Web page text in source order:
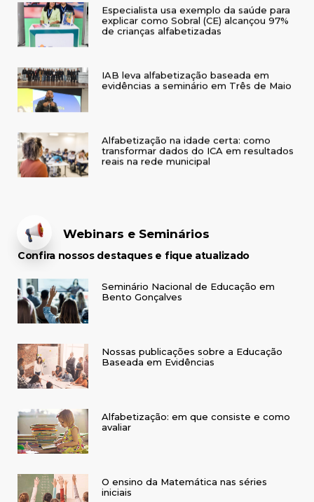
Especialista usa exemplo da saúde para
explicar como Sobral (CE) alcançou 97%
de crianças alfabetizadas
IAB leva alfabetização baseada em
evidências a seminário em Três de Maio
Alfabetização na idade certa: como
transformar dados do ICA em resultados
reais na rede municipal
Webinars e Seminários
Confira nossos destaques e fique atualizado
Seminário Nacional de Educação em
Bento Gonçalves
Nossas publicações sobre a Educação
Baseada em Evidências
Alfabetização: em que consiste e como
avaliar
O ensino da Matemática nas séries
iniciais